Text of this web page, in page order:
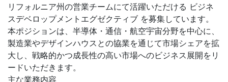
リフォルニア州の営業チームにて活躍いただける ビジネ
スデベロップメントエグゼクティブ を募集しています。
本ポジションは、半導体・通信・航空宇宙分野を中心に、
製造業やデザインハウスとの協業を通じて市場シェアを拡
大し、戦略的かつ成長性の高い市場へのビジネス展開をリ
ードいただきます。
主な業務内容